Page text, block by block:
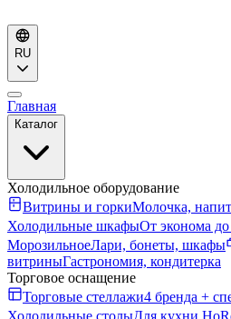
RU
Главная
Каталог
Холодильное оборудование
Витрины и горкиМолочка,
Холодильные шкафыОт эконома
МорозильноеЛари, бонеты, шкафы
витриныГастрономия, кондитерка
Торговое оснащение
Торговые стеллажи4 бренда +
Холодильные столыДля кухни